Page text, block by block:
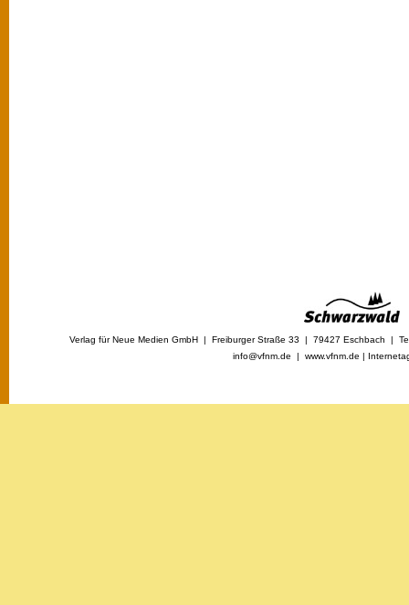
Verlag für Neue Medien GmbH | Freiburger Straße 33 | 79427 Eschbach |
info@vfnm.de | www.vfnm.de |